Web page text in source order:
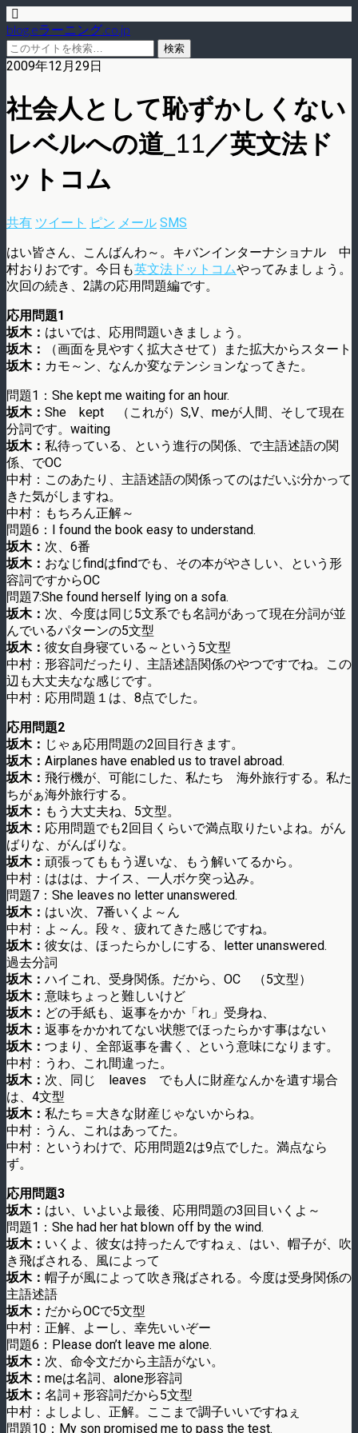
blog.eラーニング.co.jp
2009年12月29日
社会人として恥ずかしくない
レベルへの道_11／英文法ド
ットコム
共有 ツイート ピン メール SMS
はい皆さん、こんばんわ～。キバンインターナショナル 中
村おりおです。今日も英文法ドットコムやってみましょう。
次回の続き、2講の応用問題編です。
応用問題1
坂木： はいでは、応用問題いきましょう。
坂木：
（画面を見やすく拡大させて）また拡大からスタート
坂木： カモ～ン、なんか変なテンションなってきた。
問題1：She kept me waiting for an hour.
坂木： She kept （これが）S,V、meが人間、そして現在
分詞です。waiting
坂木： 私待っている、という進行の関係、で主語述語の関
係、でOC
中村：このあたり、主語述語の関係ってのはだいぶ分かって
きた気がしますね。
中村：もちろん正解～
問題6：I found the book easy to understand.
坂木： 次、6番
坂木： おなじfindはfindでも、その本がやさしい、という形
容詞ですからOC
問題7:She found herself lying on a sofa.
坂木： 次、今度は同じ5文系でも名詞があって現在分詞が並
んでいるパターンの5文型
坂木： 彼女自身寝ている～という5文型
中村：形容詞だったり、主語述語関係のやつですでね。この
辺も大丈夫なな感じです。
中村：応用問題１は、8点でした。
応用問題2
坂木： じゃぁ応用問題の2回目行きます。
坂木： Airplanes have enabled us to travel abroad.
坂木： 飛行機が、可能にした、私たち 海外旅行する。私た
ちがぁ海外旅行する。
坂木： もう大丈夫ね、5文型。
坂木： 応用問題でも2回目くらいで満点取りたいよね。がん
ばりな、がんばりな。
坂木： 頑張ってももう遅いな、もう解いてるから。
中村：ははは、ナイス、一人ボケ突っ込み。
問題7：She leaves no letter unanswered.
坂木： はい次、7番いくよ～ん
中村：よ～ん。段々、疲れてきた感じですね。
坂木： 彼女は、ほったらかしにする、letter unanswered.
過去分詞
坂木： ハイこれ、受身関係。だから、OC （5文型）
坂木： 意味ちょっと難しいけど
坂木： どの手紙も、返事をかか「れ」受身ね、
坂木： 返事をかかれてない状態でほったらかす事はない
坂木： つまり、全部返事を書く、という意味になります。
中村：うわ、これ間違った。
坂木： 次、同じ leaves でも人に財産なんかを遺す場合
は、4文型
坂木： 私たち＝大きな財産じゃないからね。
中村：うん、これはあってた。
中村：というわけで、応用問題2は9点でした。満点なら
ず。
応用問題3
坂木： はい、いよいよ最後、応用問題の3回目いくよ～
問題1：She had her hat blown off by the wind.
坂木： いくよ、彼女は持ったんですねぇ、はい、帽子が、吹
き飛ばされる、風によって
坂木： 帽子が風によって吹き飛ばされる。今度は受身関係の
主語述語
坂木： だからOCで5文型
中村：正解、よーし、幸先いいぞー
問題6：Please don’t leave me alone.
坂木： 次、命令文だから主語がない。
坂木： meは名詞、alone形容詞
坂木： 名詞＋形容詞だから5文型
中村：よしよし、正解。ここまで調子いいですねぇ
問題10：My son promised me to pass the test.